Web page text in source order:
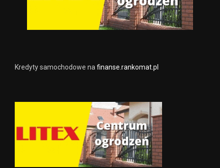
Kredyty samochodowe nafinanse.rankomat.pl